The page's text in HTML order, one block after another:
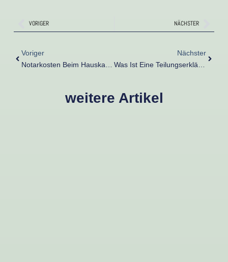
Zurück
VORIGER NÄCHSTER
Voriger
Nächster
weitere Artikel